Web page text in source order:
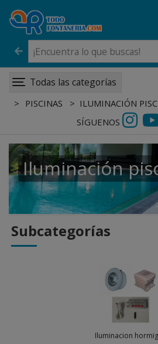
Todas las categorías
PISCINAS
ILUMINACIÓN
SÍGUENOS
Iluminación
Subcategorías
Iluminacion